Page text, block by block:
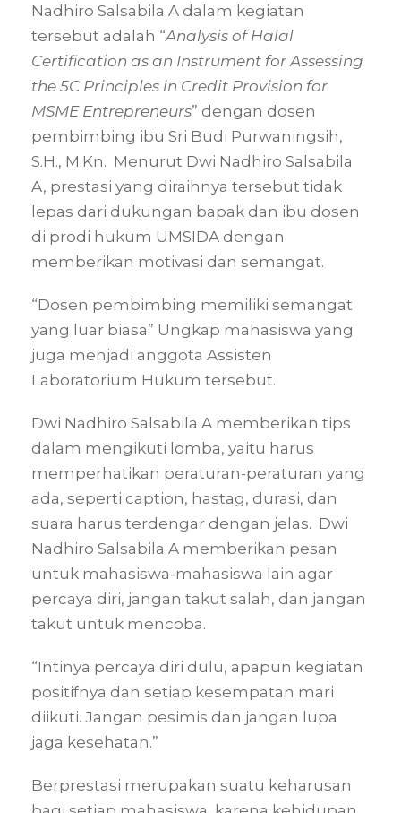
Nadhiro Salsabila A dalam kegiatan
tersebut adalah “Analysis of Halal
Certification as an Instrument for Assessing
the 5C Principles in Credit Provision for
MSME Entrepreneurs” dengan dosen
pembimbing ibu Sri Budi Purwaningsih,
S.H., M.Kn. Menurut Dwi Nadhiro Salsabila
A, prestasi yang diraihnya tersebut tidak
lepas dari dukungan bapak dan ibu dosen
di prodi hukum UMSIDA dengan
memberikan motivasi dan semangat.
“Dosen pembimbing memiliki semangat
yang luar biasa” Ungkap mahasiswa yang
juga menjadi anggota Assisten
Laboratorium Hukum tersebut.
Dwi Nadhiro Salsabila A memberikan tips
dalam mengikuti lomba, yaitu harus
memperhatikan peraturan-peraturan yang
ada, seperti caption, hastag, durasi, dan
suara harus terdengar dengan jelas. Dwi
Nadhiro Salsabila A memberikan pesan
untuk mahasiswa-mahasiswa lain agar
percaya diri, jangan takut salah, dan jangan
takut untuk mencoba.
“Intinya percaya diri dulu, apapun kegiatan
positifnya dan setiap kesempatan mari
diikuti. Jangan pesimis dan jangan lupa
jaga kesehatan.”
Berprestasi merupakan suatu keharusan